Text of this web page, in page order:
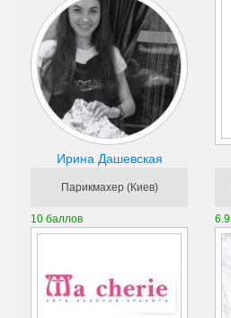
Ирина Дашевская
Парикмахер (Киев)
10 баллов